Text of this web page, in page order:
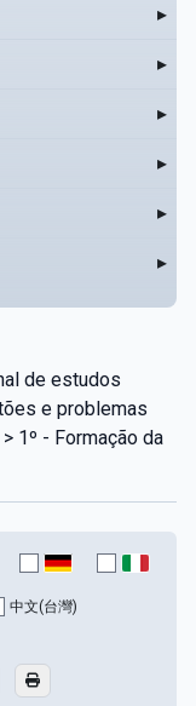
▸
▸
▸
▸
▸
▸
de estudos
e problemas
1º - Formação da
中文(台灣)